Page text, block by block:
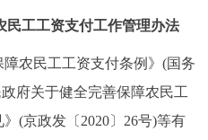
民工工资支付工作管理办法
民工工资支付条例》(国务
府关于健全完善保障农民工
(京政发〔2020〕26号)等有